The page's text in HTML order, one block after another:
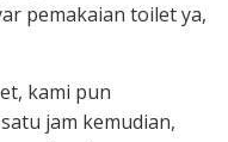
pemakaian toilet ya,
kami pun
jam kemudian,